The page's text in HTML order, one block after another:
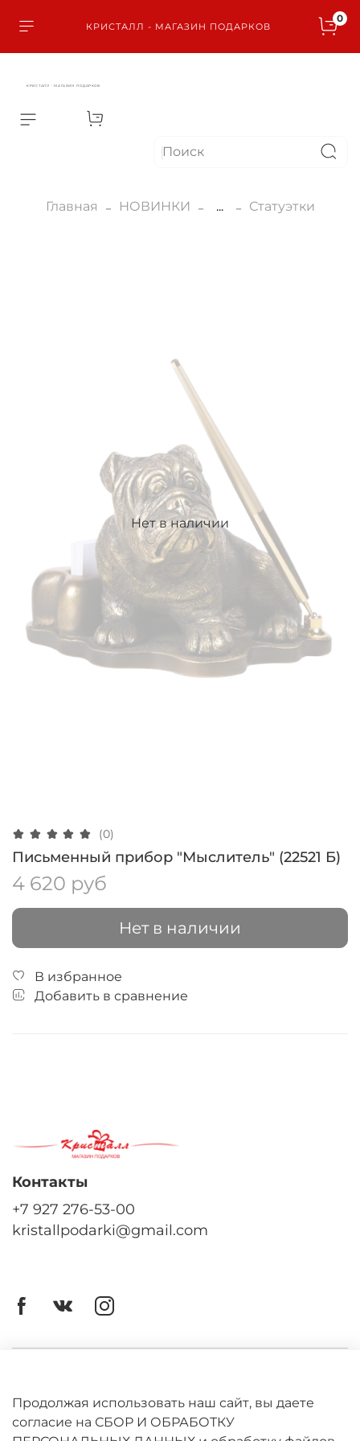
КРИСТАЛЛ - МАГАЗИН ПОДАРКОВ
0
КРИСТАЛЛ - МАГАЗИН ПОДАРКОВ
Главная НОВИНКИ ... Статуэтки
Нет в наличии
(0)
Письменный прибор "Мыслитель" (22521 Б)
4 620 руб
Нет в наличии
В избранное
Добавить в сравнение
Оферта
Политика конфиденциальности
Контакты
+7 927 276-53-00
kristallpodarki@gmail.com
Продолжая использовать наш сайт, вы даете
согласие на СБОР И ОБРАБОТКУ